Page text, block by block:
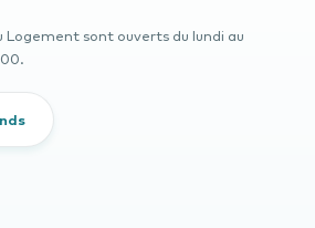
Logement sont ouverts du lundi au